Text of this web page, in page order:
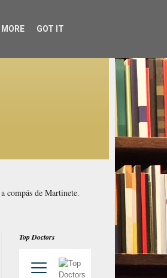
compás de Martinete.
Top Doctors
MORE GOT IT